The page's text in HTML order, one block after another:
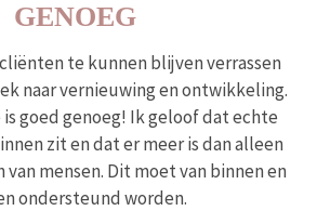
GENOEG
te kunnen blijven verrassen
naar vernieuwing en ontwikkeling.
goed genoeg! Ik geloof dat echte
zit en dat er meer is dan alleen
mensen. Dit moet van binnen en
ondersteund worden.